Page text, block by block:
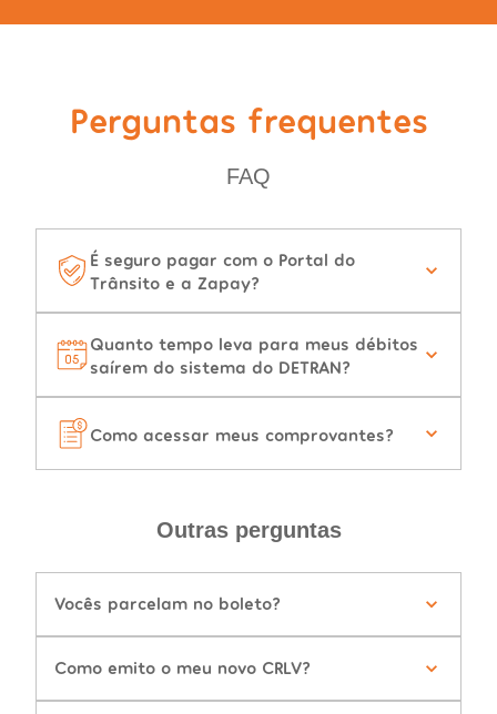
Perguntas frequentes
FAQ
É seguro pagar com o Portal do
Trânsito e a Zapay?
Quanto tempo leva para meus débitos
saírem do sistema do DETRAN?
Como acessar meus comprovantes?
Outras perguntas
Vocês parcelam no boleto?
Como emito o meu novo CRLV?